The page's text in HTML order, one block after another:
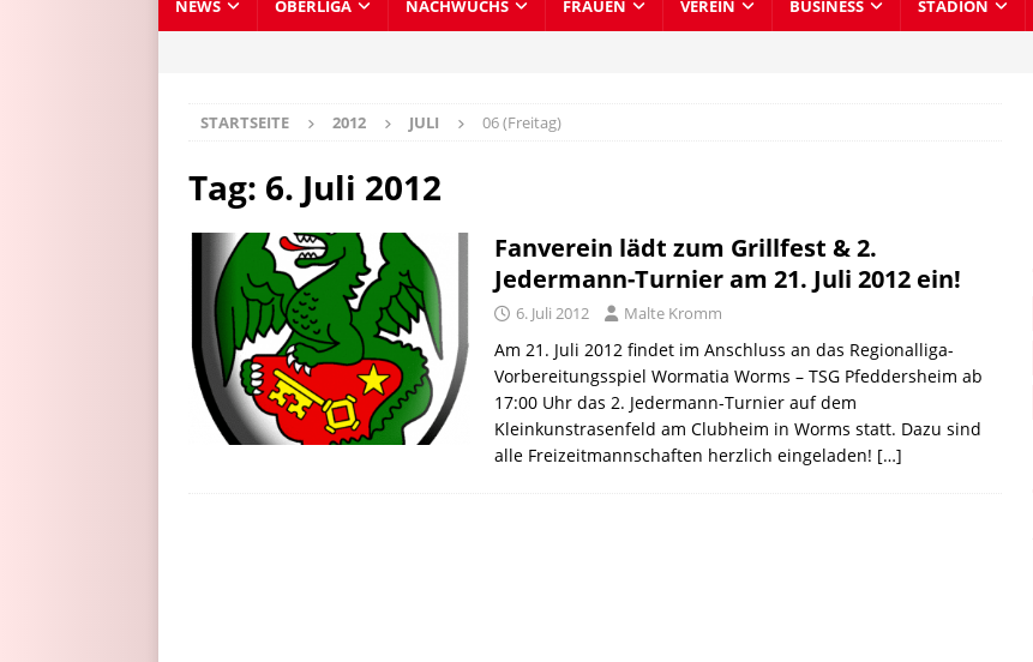
NEWS OBERLIGA NACHWUCHS FRAUEN VEREIN BUSINESS STADION
STARTSEITE 2012 JULI 06 (Freitag)
Tag: 6. Juli 2012
Fanverein lädt zum Grillfest & 2.
Jedermann-Turnier am 21. Juli 2012 ein!
6. Juli 2012 Malte Kromm
Am 21. Juli 2012 findet im Anschluss an das Regionalliga-
Vorbereitungsspiel Wormatia Worms – TSG Pfeddersheim ab
17:00 Uhr das 2. Jedermann-Turnier auf dem
Kleinkunstrasenfeld am Clubheim in Worms statt. Dazu sind
alle Freizeitmannschaften herzlich eingeladen! […]